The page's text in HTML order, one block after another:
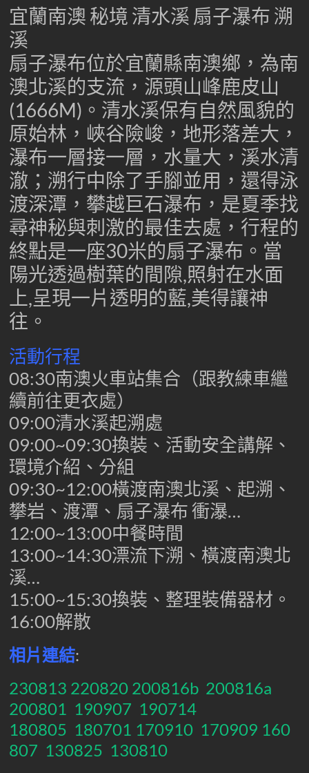
溪-
攀
岩-
安
全
第
一
首
選
宜蘭南澳 秘境 清水溪 扇子瀑布 溯
溪
扇子瀑布位於宜蘭縣南澳鄉，為南
澳北溪的支流，源頭山峰鹿皮山
(1666M)。清水溪保有自然風貌的
原始林，峽谷險峻，地形落差大，
瀑布一層接一層，水量大，溪水清
澈；溯行中除了手腳並用，還得泳
渡深潭，攀越巨石瀑布，是夏季找
尋神秘與刺激的最佳去處，行程的
終點是一座30米的扇子瀑布。當
陽光透過樹葉的間隙,照射在水面
上,呈現一片透明的藍,美得讓神
往。
活動行程
08:30南澳火車站集合（跟教練車繼
續前往更衣處）
09:00清水溪起溯處
09:00~09:30換裝、活動安全講解、
環境介紹、分組
09:30~12:00橫渡南澳北溪、起溯、
攀岩、渡潭、扇子瀑布 衝瀑…
12:00~13:00中餐時間
13:00~14:30漂流下溯、橫渡南澳北
溪…
15:00~15:30換裝、整理裝備器材。
16:00解散
相片連結:
230813 220820 200816b 200816a
200801 190907 190714
180805 180701 170910 170909 160
807 130825 130810